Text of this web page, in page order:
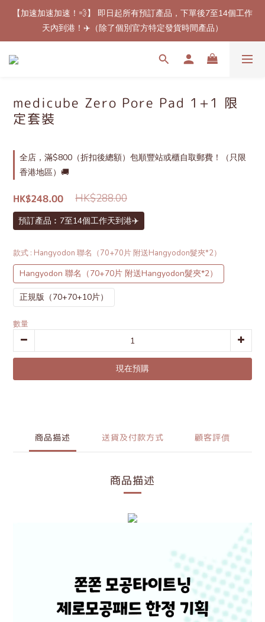
【最新免郵優惠！🚚】滿$800（折扣後總額）包順豐站或櫃自取
郵費！（只限香港地區）
【加速加速加速！💨】 即日起所有預訂產品，下單後7至14個工作
天內到港！✈️（除了個別官方特定發貨時間產品）
【最新免郵優惠！🚚】滿$800（折扣後總額）包順豐站或櫃自取
medicube Zero Pore Pad 1+1 限
定套裝
全店，滿$800（折扣後總額）包順豐站或櫃自取郵費！（只限
香港地區）🚚
HK$248.00 HK$288.00
預訂產品︰7至14個工作天到港✈️
款式 : Hangyodon 聯名（70+70片 附送Hangyodon髮夾*2）
Hangyodon 聯名（70+70片 附送Hangyodon髮夾*2）
正規版（70+70+10片）
數量
現在預購
商品描述 送貨及付款方式 顧客評價
商品描述